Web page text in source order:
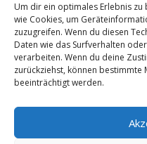
Um dir ein optimales Erlebnis
wie Cookies, um
zuzugreifen. Wenn du diesen
Daten wie das Surfverhalten
verarbeiten. Wenn du deine
zurückziehst, können bestimmte
beeinträchtigt werden.
VORHERIGER ARTIKEL
Monteurzimmer
Groß Gerungs
Messezimmer –
Schon 27
überzeugte Gäste.